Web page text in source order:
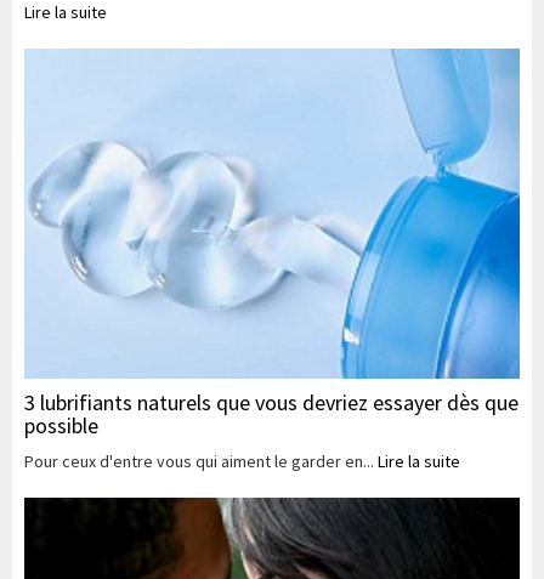
Lire la suite
3 lubrifiants naturels que vous devriez essayer dès que
possible
Pour ceux d'entre vous qui aiment le garder en... Lire la suite